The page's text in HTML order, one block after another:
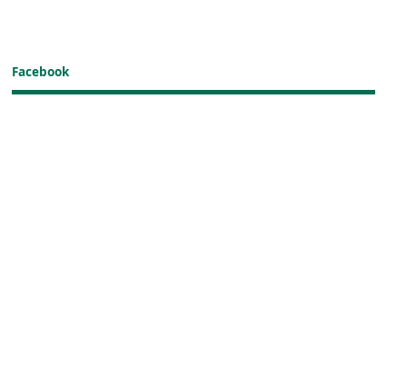
Facebook